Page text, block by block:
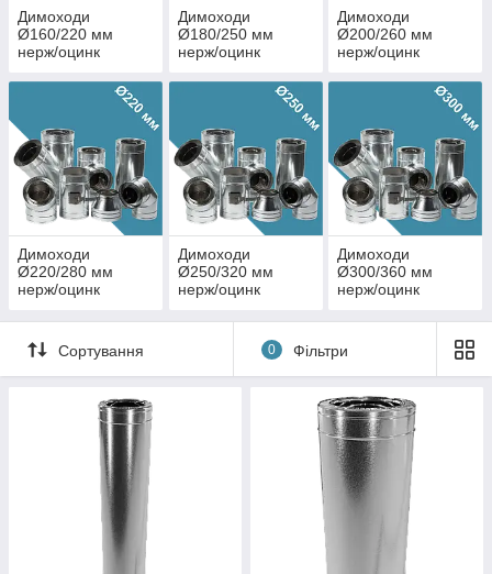
Димоходи
Ø160/220 мм
нерж/оцинк
Димоходи
Ø180/250 мм
нерж/оцинк
Димоходи
Ø200/260 мм
нерж/оцинк
Димоходи
Ø220/280 мм
нерж/оцинк
Димоходи
Ø250/320 мм
нерж/оцинк
Димоходи
Ø300/360 мм
нерж/оцинк
Сортування 0 Фільтри